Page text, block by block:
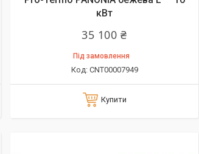
кВт
35 100 ₴
Під замовлення
CNT00007949
Купити